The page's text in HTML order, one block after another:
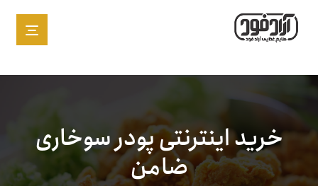
خرید اینترنتی پودر سوخاری
ضامن